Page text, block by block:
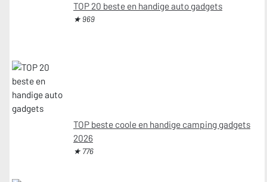
TOP 20 beste en handige auto gadgets
★ 969
TOP beste coole en handige camping gadgets
2026
★ 776